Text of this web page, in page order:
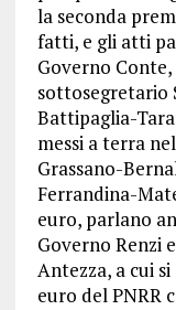
la seconda
fatti, e gli atti
Governo
Battipaglia-
messi a terra
Grassano-
Ferrandina-
euro, parlano
Governo Renzi
Antezza, a cui
euro del PNRR